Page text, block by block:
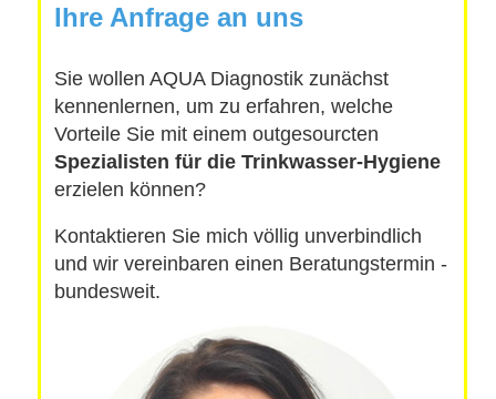
Ihre Anfrage an uns
Sie wollen AQUA Diagnostik zunächst
kennenlernen, um zu erfahren, welche
Vorteile Sie mit einem outgesourcten
Spezialisten für die Trinkwasser-Hygiene
erzielen können?
Kontaktieren Sie mich völlig unverbindlich
und wir vereinbaren einen Beratungstermin -
bundesweit.